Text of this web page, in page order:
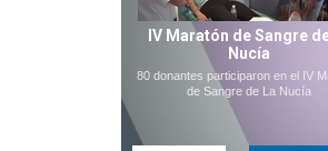
IV Maratón de Sangre
Nucía
80 donantes participaron en el IV
de Sangre de La Nucía